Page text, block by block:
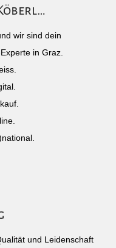
wir sind dein
in Graz.
und Leidenschaft